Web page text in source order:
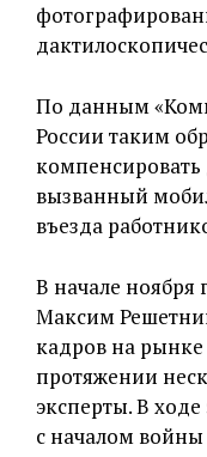
По данным
России таким
вызванный
въезда
В начале ноября
Максим
кадров на
протяжении
эксперты. В
с началом войны